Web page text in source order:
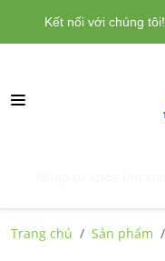
Trang chủ Sản phẩm
Kết nối với chúng tôi!